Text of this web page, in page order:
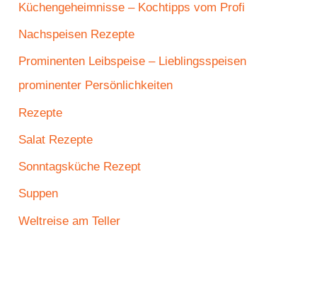
Küchengeheimnisse – Kochtipps vom Profi
Nachspeisen Rezepte
Prominenten Leibspeise – Lieblingsspeisen
prominenter Persönlichkeiten
Rezepte
Salat Rezepte
Sonntagsküche Rezept
Suppen
Weltreise am Teller